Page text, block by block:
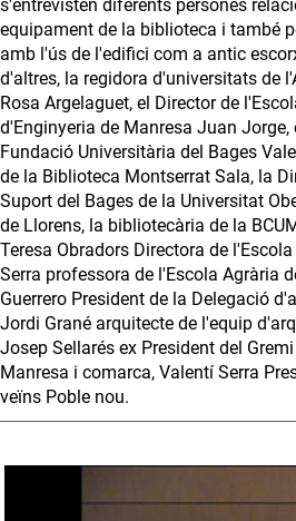
s'entrevisten diferents persones
equipament de la biblioteca i també
amb l'ús de l'edifici com a antic
d'altres, la regidora d'universitats de
Rosa Argelaguet, el Director de
d'Enginyeria de Manresa Juan Jorge,
Fundació Universitària del Bages
de la Biblioteca Montserrat Sala, la
Suport del Bages de la Universitat
de Llorens, la bibliotecària de la
Teresa Obradors Directora de
Serra professora de l'Escola Agrària
Guerrero President de la Delegació
Jordi Grané arquitecte de l'equip
Josep Sellarés ex President del
Manresa i comarca, Valentí Serra
veïns Poble nou.